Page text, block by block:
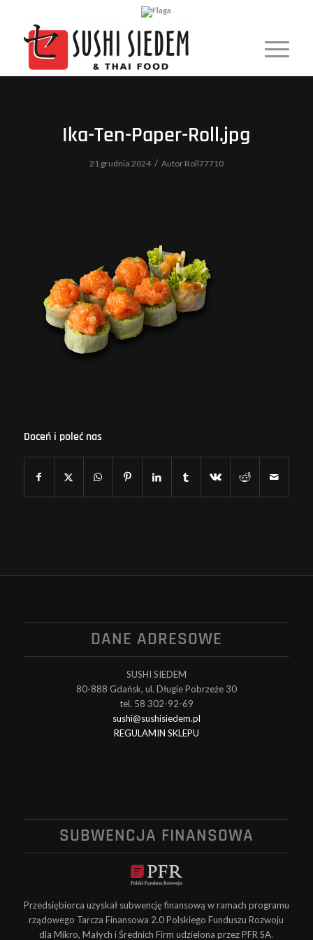
Ika-Ten-Paper-Roll.jpg
21 grudnia 2024 / Autor Roll77710
Doceń i poleć nas
DANE ADRESOWE
SUSHI SIEDEM
80-888 Gdańsk, ul. Długie Pobrzeże 30
tel. 58 302-92-69
sushi@sushisiedem.pl
REGULAMIN SKLEPU
SUBWENCJA FINANSOWA
Przedsiębiorca uzyskał subwencję finansową w ramach programu
rządowego Tarcza Finansowa 2.0 Polskiego Funduszu Rozwoju
dla Mikro, Małych i Średnich Firm udzielona przez PFR SA.